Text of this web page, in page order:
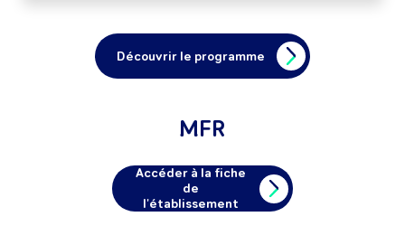
Découvrir le programme
MFR
Accéder à la fiche
de
l'établissement